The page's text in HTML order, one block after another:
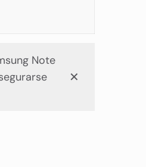
Note
✕